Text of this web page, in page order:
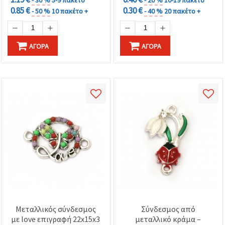
0.85 €- 50 %10 πακέτο +
ΑΓΟΡΆ
0.30 €- 40 % 20 πακέτο +
ΑΓΟΡΆ
Μεταλλικός σύνδεσμος
με love επιγραφή 22x15x3
Σύνδεσμος από
μεταλλικό κράμα –